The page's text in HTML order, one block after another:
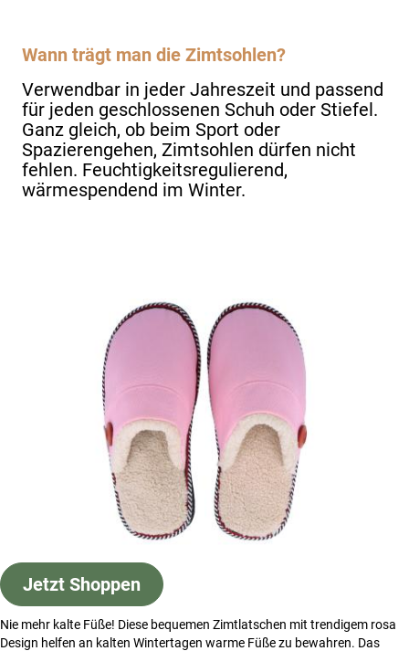
Wann trägt man die Zimtsohlen?
Verwendbar in jeder Jahreszeit und passend
für jeden geschlossenen Schuh oder Stiefel.
Ganz gleich, ob beim Sport oder
Spazierengehen, Zimtsohlen dürfen nicht
fehlen. Feuchtigkeitsregulierend,
wärmespendend im Winter.
Jetzt Shoppen
Nie mehr kalte Füße! Diese bequemen Zimtlatschen mit trendigem rosa
Design helfen an kalten Wintertagen warme Füße zu bewahren. Das